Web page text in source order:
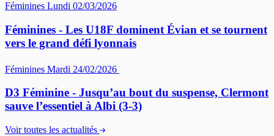
Féminines Lundi 02/03/2026
Féminines - Les U18F dominent Évian et se tournent
vers le grand défi lyonnais
Féminines Mardi 24/02/2026
D3 Féminine - Jusqu’au bout du suspense, Clermont
sauve l’essentiel à Albi (3-3)
Voir toutes les actualités